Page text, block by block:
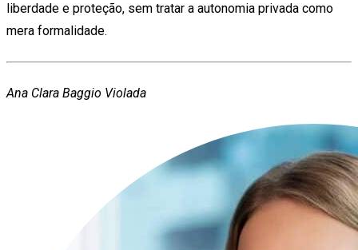
liberdade e proteção, sem tratar a autonomia privada como
mera formalidade.
Ana Clara Baggio Violada